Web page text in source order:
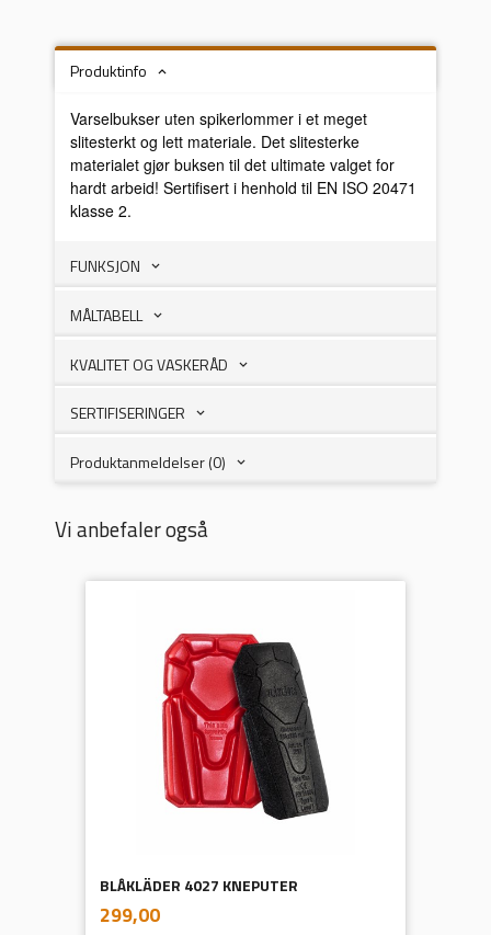
Produktinfo
Varselbukser uten spikerlommer i et meget
slitesterkt og lett materiale. Det slitesterke
materialet gjør buksen til det ultimate valget for
hardt arbeid! Sertifisert i henhold til EN ISO 20471
klasse 2.
FUNKSJON
MÅLTABELL
KVALITET OG VASKERÅD
SERTIFISERINGER
Produktanmeldelser (0)
Vi anbefaler også
BLÅKLÄDER 4027 KNEPUTER
Pris
299,00mva.